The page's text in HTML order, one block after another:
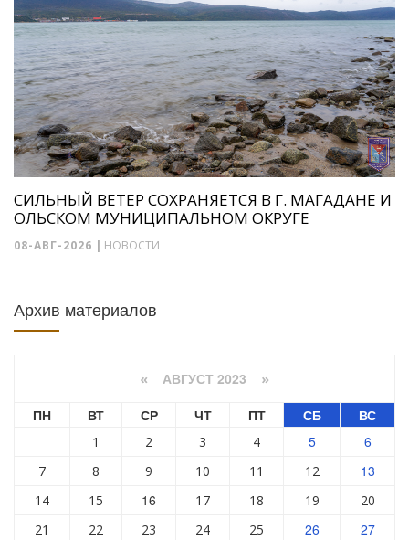
СИЛЬНЫЙ ВЕТЕР СОХРАНЯЕТСЯ В Г. МАГАДАНЕ И
ОЛЬСКОМ МУНИЦИПАЛЬНОМ ОКРУГЕ
08-АВГ-2026 | НОВОСТИ
Архив материалов
« АВГУСТ 2023 »
ПН ВТ СР ЧТ ПТ СБ ВС
1 2 3 4 5 6
7 8 9 10 11 12 13
14 15 16 17 18 19
20
21
22 23 24 25 26 27